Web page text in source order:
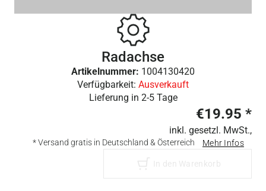
Radachse
Artikelnummer: 1004130420
Verfügbarkeit: Ausverkauft
Lieferung in 2-5 Tage
€19.95 *
inkl. gesetzl. MwSt.,
* Versand gratis in Deutschland & Österreich Mehr Infos